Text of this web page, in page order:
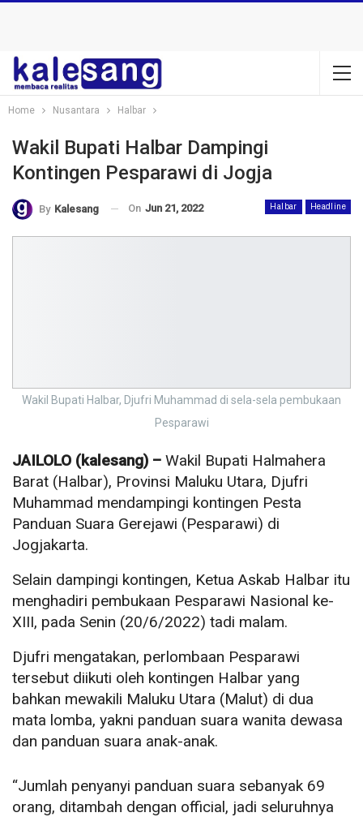
Home Nusantara Halbar
Wakil Bupati Halbar Dampingi
Kontingen Pesparawi di Jogja
Halbar Headline
By Kalesang On Jun 21, 2022
Wakil Bupati Halbar, Djufri Muhammad di sela-sela pembukaan
Pesparawi
JAILOLO (kalesang) – Wakil Bupati Halmahera
Barat (Halbar), Provinsi Maluku Utara, Djufri
Muhammad mendampingi kontingen Pesta
Panduan Suara Gerejawi (Pesparawi) di
Jogjakarta.
Selain dampingi kontingen, Ketua Askab Halbar itu
menghadiri pembukaan Pesparawi Nasional ke-
XIII, pada Senin (20/6/2022) tadi malam.
Djufri mengatakan, perlombaan Pesparawi
tersebut diikuti oleh kontingen Halbar yang
bahkan mewakili Maluku Utara (Malut) di dua
mata lomba, yakni panduan suara wanita dewasa
dan panduan suara anak-anak.
“Jumlah penyanyi panduan suara sebanyak 69
orang, ditambah dengan official, jadi seluruhnya